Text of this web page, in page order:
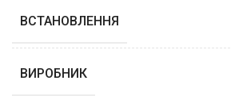
ВСТАНОВЛЕННЯ
ВИРОБНИК